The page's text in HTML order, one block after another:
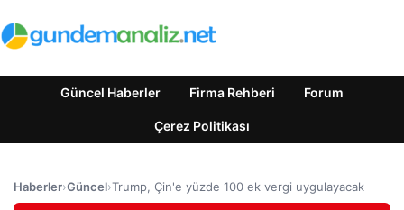
Güncel Haberler Firma Rehberi Forum
Çerez Politikası
Haberler›Güncel›Trump, Çin'e yüzde 100 ek vergi uygulayacak